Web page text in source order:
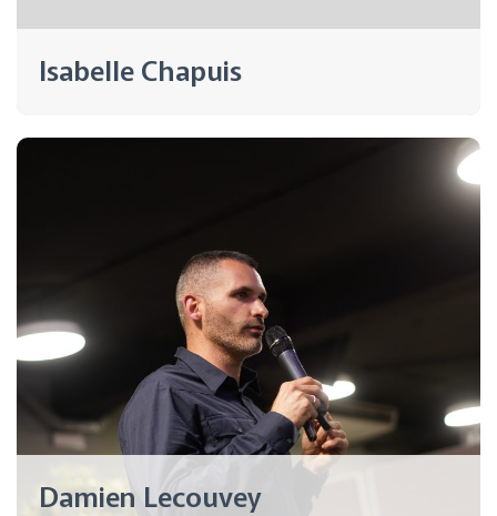
Isabelle Chapuis
Damien Lecouvey